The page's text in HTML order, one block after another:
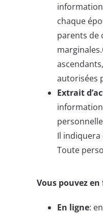
chaque
parents de
autorisées
Extrait
Il indiquera
Toute
Vous pouvez
En ligne: